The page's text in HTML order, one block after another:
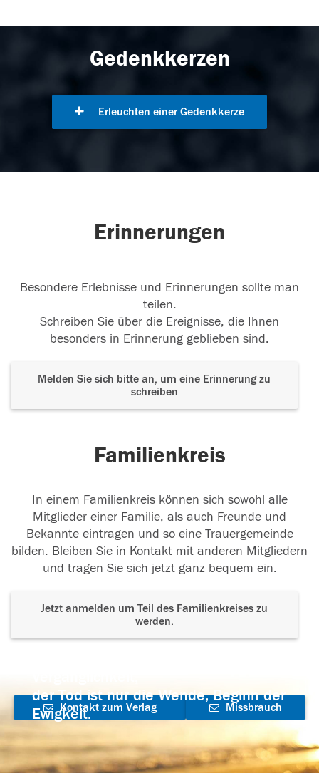
Gedenkkerzen
Erleuchten einer Gedenkkerze
Erinnerungen
Besondere Erlebnisse und Erinnerungen sollte man
teilen.
Schreiben Sie über die Ereignisse, die Ihnen
besonders in Erinnerung geblieben sind.
Melden Sie sich bitte an, um eine Erinnerung zu
schreiben
Familienkreis
In einem Familienkreis können sich sowohl alle
Mitglieder einer Familie, als auch Freunde und
Bekannte eintragen und so eine Trauergemeinde
bilden. Bleiben Sie in Kontakt mit anderen Mitgliedern
und tragen Sie sich jetzt ganz bequem ein.
Jetzt anmelden um Teil des Familienkreises zu
werden.
der Tod ist nur die Wende, Beginn der
Ewigkeit.
Kontakt zum Verlag
aufnehmen
Missbrauch